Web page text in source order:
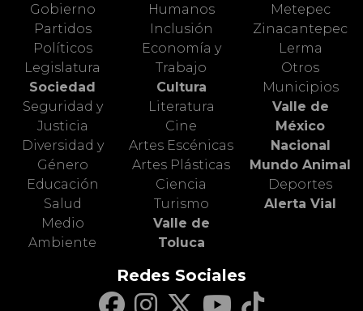
Gobierno
Partidos
Políticos
Legislatura
Sociedad
Seguridad y
Justicia
Diversidad y
Género
Educación
Salud
Medio
Ambiente
Humanos
Inclusión
Economía y
Trabajo
Cultura
Literatura
Cine
Artes Escénicas
Artes Plásticas
Ciencia
Turismo
Valle de
Toluca
Metepec
Zinacantepec
Lerma
Otros
Municipios
Valle de
México
Nacional
Mundo Animal
Deportes
Alerta Vial
Redes Sociales